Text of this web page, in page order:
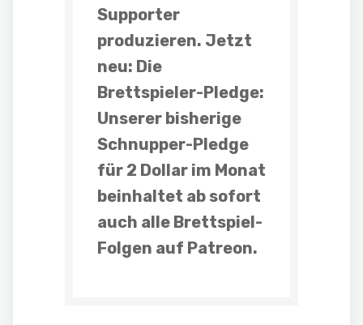
Supporter
produzieren. Jetzt
neu: Die
Brettspieler-Pledge:
Unserer bisherige
Schnupper-Pledge
für 2 Dollar im Monat
beinhaltet ab sofort
auch alle Brettspiel-
Folgen auf Patreon.